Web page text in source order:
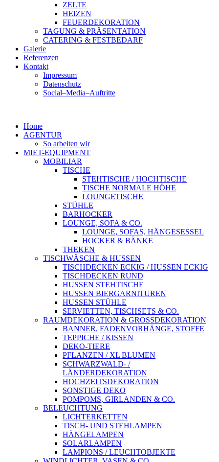
ZELTE
HEIZEN
FEUERDEKORATION
TAGUNG & PRÄSENTATION
CATERING & FESTBEDARF
Galerie
Referenzen
Kontakt
Impressum
Datenschutz
Social–Media–Auftritte
Home
AGENTUR
So arbeiten wir
MIET-EQUIPMENT
MOBILIAR
TISCHE
STEHTISCHE / HOCHTISCHE
TISCHE NORMALE HÖHE
LOUNGETISCHE
STÜHLE
BARHOCKER
LOUNGE, SOFA & CO.
LOUNGE, SOFAS, HÄNGESESSEL
HOCKER & BÄNKE
THEKEN
TISCHWÄSCHE & HUSSEN
TISCHDECKEN ECKIG / HUSSEN ECKIG
TISCHDECKEN RUND
HUSSEN STEHTISCHE
HUSSEN BIERGARNITUREN
HUSSEN STÜHLE
SERVIETTEN, TISCHSETS & CO.
RAUMDEKORATION & GROSSDEKORATION
BANNER, FADENVORHÄNGE, STOFFE
TEPPICHE / KISSEN
DEKO-TIERE
PFLANZEN / XL BLUMEN
SCHWARZWALD- /
LÄNDERDEKORATION
HOCHZEITSDEKORATION
SONSTIGE DEKO
POMPOMS, GIRLANDEN & CO.
BELEUCHTUNG
LICHTERKETTEN
TISCH- UND STEHLAMPEN
HÄNGELAMPEN
SOLARLAMPEN
LAMPIONS / LEUCHTOBJEKTE